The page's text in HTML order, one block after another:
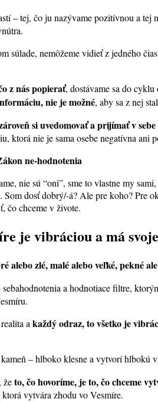
– tej, čo ju nazývame pozitívnou a
súlade, nemôžeme vidieť z jedného
z nás popierať, dostávame sa do
nie je možné, aby sa z nej
si uvedomovať a prijímať v
ktorá nie je sama osebe negatívna ani
ne-hodnotenia
nie sú “oni”, sme to vlastne my
Som dosť dobrý/-á? Ale pre koho? Pre
čo chceme v živote.
je vibráciou a má
alebo zlé, malé alebo veľké, pekné
sebahodnotenia a hodnotiace filtre,
a každý odraz, to všetko je
– hlboko klesne a vytvorí
žeto, čo hovoríme, je to, čo chceme
vytvára zhodu vo Vesmíre.